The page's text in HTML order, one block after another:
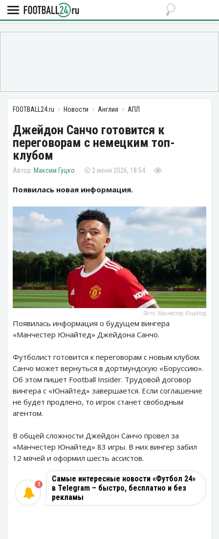
FOOTBALL24.ru Новости Англия АПЛ
Джейдон Санчо готовится к
переговорам с немецким топ-
клубом
Максим Гуцко 2 июня 2026, 18:54
Появилась новая информация.
Фото: Манчестер Юнайтед
Появилась информация о будущем вингера
«Манчестер Юнайтед» Джейдона Санчо.
Футболист готовится к переговорам с новым клубом.
Санчо может вернуться в дортмундскую «Боруссию».
Об этом пишет Football Insider. Трудовой договор
вингера с «Юнайтед» завершается. Если соглашение
не будет продлено, то игрок станет свободным
агентом.
В общей сложности Джейдон Санчо провел за
«Манчестер Юнайтед» 83 игры. В них вингер забил
12 мячей и оформил шесть ассистов.
Самые интересные новости «Футбол 24»
в Telegram – быстро, бесплатно и без
рекламы
1